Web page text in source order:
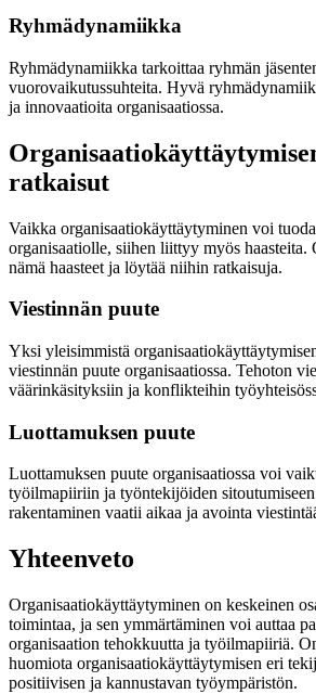
Ryhmädynamiikka
Ryhmädynamiikka tarkoittaa ryhmän
vuorovaikutussuhteita. Hyvä
ja innovaatioita organisaatiossa.
ratkaisut
Vaikka organisaatiokäyttäytyminen voi
organisaatiolle, siihen liittyy myös haasteita.
nämä haasteet ja löytää niihin ratkaisuja.
Viestinnän puute
Yksi yleisimmistä
viestinnän puute organisaatiossa. Tehoton
väärinkäsityksiin ja konflikteihin
Luottamuksen puute
Luottamuksen puute organisaatiossa voi
työilmapiiriin ja työntekijöiden
rakentaminen vaatii aikaa ja avointa
Yhteenveto
Organisaatiokäyttäytyminen on keskeinen
toimintaa, ja sen ymmärtäminen voi auttaa
organisaation tehokkuutta ja työilmapiiriä.
huomiota organisaatiokäyttäytymisen eri
positiivisen ja kannustavan työympäristön.